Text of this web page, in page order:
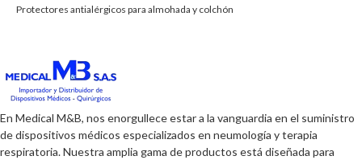
Protectores antialérgicos para almohada y colchón
En Medical M&B, nos enorgullece estar a la vanguardia en el suministro
de dispositivos médicos especializados en neumología y terapia
respiratoria. Nuestra amplia gama de productos está diseñada para